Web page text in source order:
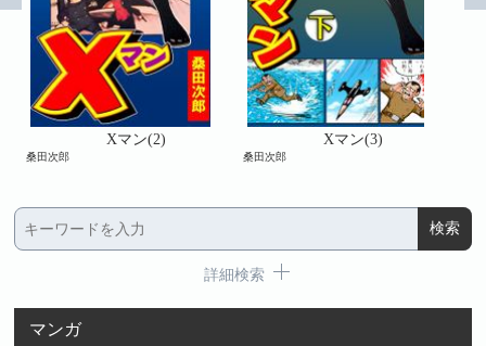
Xマン(2)
桑田次郎
Xマン(3)
桑田次郎
詳細検索
マンガ